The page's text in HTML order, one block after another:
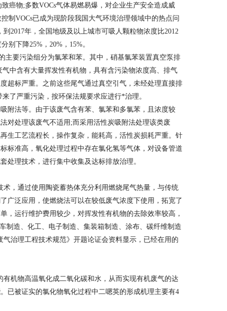
癌物;多数VOCs气体易燃易爆，对企业生产安全造成威
制VOCs已成为现阶段我国大气环境治理领域中的热点问
2017年，全国地级及以上城市可吸人颗粒物浓度比2012
别下降25%，20%，15%。
要污染组分为氯苯和苯。其中，硝基氯苯装置真空泵排
中含有大量挥发性有机物，具有含污染物浓度高、排气
超标严重。之前这些尾气通过真空引气，未经处理直接排
了严重污染，按环保法规要求应进行*治理。
法等。由于该废气含有苯、氯苯和多氯苯，且浓度较
对处理该废气不适用;而采用活性炭吸附法处理该类废
生工艺流程长，操作复杂，能耗高，活性炭损耗严重。针
标准高，氧化处理过程中存在氯化氢等气体，对设备管道
处理技术，进行集中收集及达标排放治理。
，通过使用陶瓷蓄热体充分利用燃烧尾气热量，与传统
广泛应用，使燃烧法可以在较低废气浓度下使用，拓宽了
，运行维护费用较少，对挥发性有机物的去除效率较高，
制造、化工、电子制造、集装箱制造、涂布、碳纤维制造
治理工程技术规范》开题论证会资料显示，已经在用的
机物高温氧化成二氧化碳和水，从而实现有机废气的达
已被证实的氯化物氧化过程中二嗯英的形成机理主要有4